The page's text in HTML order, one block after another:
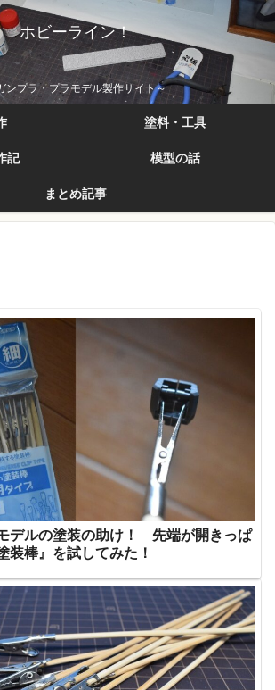
ホビーライン！
ンプラ・プラモデル製作サイト～
塗料・工具
記 模型の話
まとめ記事
デルの塗装の助け！ 先端が開きっぱ
装棒』を試してみた！